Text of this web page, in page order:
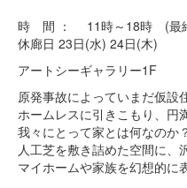
時 間 ： 11時～18時 (最終
休廊日 23日(水) 24日(木)
アートシーギャラリー1F
原発事故によっていまだ仮設
ホームレスに引きこもり、円
我々にとって家とは何なのか
人工芝を敷き詰めた空間に、
マイホームや家族を幻想的に